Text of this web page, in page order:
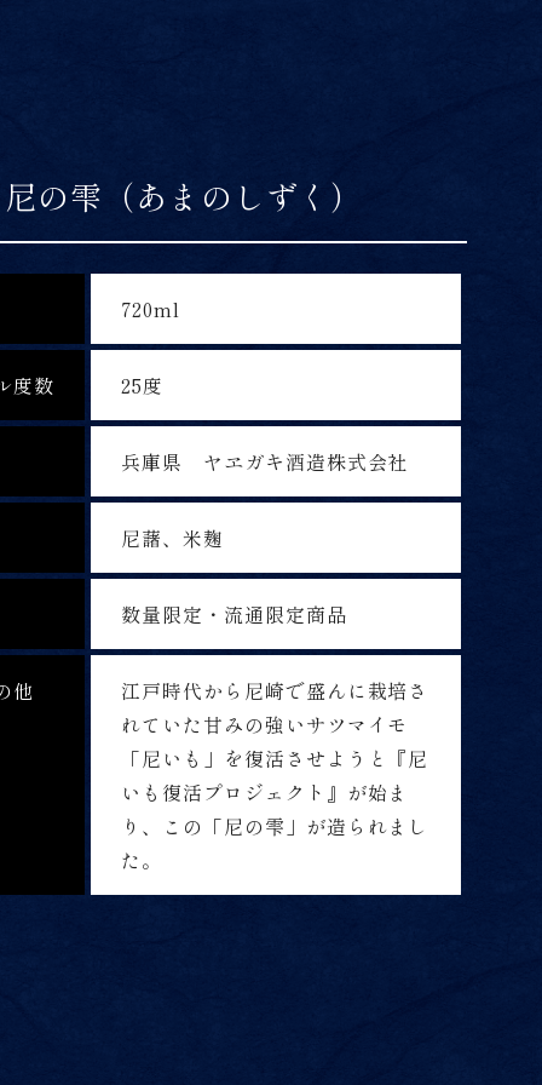
の雫（あまのしずく）
720ml
度数 25度
兵庫県 ヤヱガキ酒造株式会社
尼藷、米麹
数量限定・流通限定商品
他
江戸時代から尼崎で盛んに栽培さ
れていた甘みの強いサツマイモ
「尼いも」を復活させようと『尼
いも復活プロジェクト』が始ま
り、この「尼の雫」が造られまし
た。